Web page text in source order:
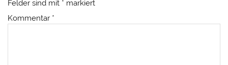
Felder sind mit * markiert
Kommentar *